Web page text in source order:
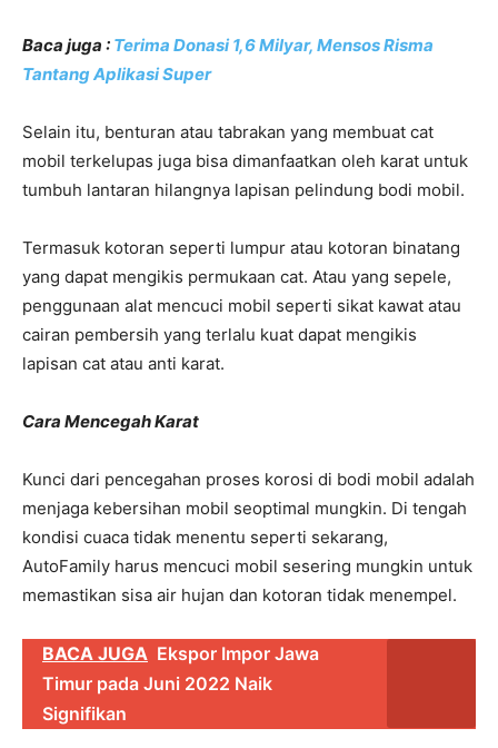
Baca juga : Terima Donasi 1,6 Milyar, Mensos Risma
Tantang Aplikasi Super
Selain itu, benturan atau tabrakan yang membuat cat
mobil terkelupas juga bisa dimanfaatkan oleh karat untuk
tumbuh lantaran hilangnya lapisan pelindung bodi mobil.
Termasuk kotoran seperti lumpur atau kotoran binatang
yang dapat mengikis permukaan cat. Atau yang sepele,
penggunaan alat mencuci mobil seperti sikat kawat atau
cairan pembersih yang terlalu kuat dapat mengikis
lapisan cat atau anti karat.
Cara Mencegah Karat
Kunci dari pencegahan proses korosi di bodi mobil adalah
menjaga kebersihan mobil seoptimal mungkin. Di tengah
kondisi cuaca tidak menentu seperti sekarang,
AutoFamily harus mencuci mobil sesering mungkin untuk
memastikan sisa air hujan dan kotoran tidak menempel.
BACA JUGA Ekspor Impor Jawa
Timur pada Juni 2022 Naik
Signifikan